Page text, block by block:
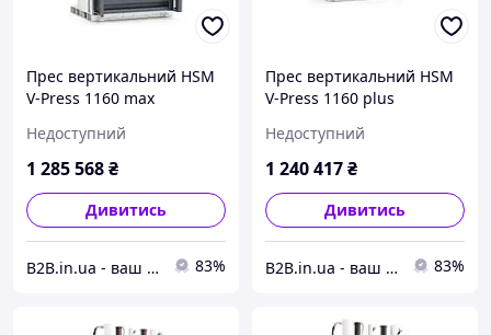
Прес вертикальний HSM
V-Press 1160 max
Недоступний
1 285 568₴
Дивитись
B2B.in.ua - ваш надійний партнер 83%
Прес вертикальний HSM
V-Press 1160 plus
Недоступний
1 240 417₴
Дивитись
B2B.in.ua - ваш надійний партнер 83%